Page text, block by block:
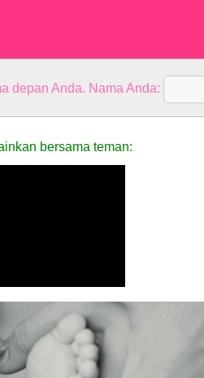
depan Anda. Nama Anda:
bersama teman: